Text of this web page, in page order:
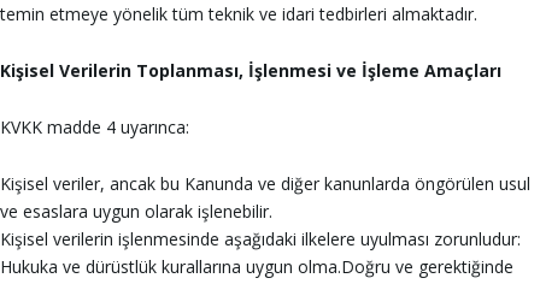
temin etmeye yönelik tüm teknik ve idari tedbirleri almaktadır.
Kişisel Verilerin Toplanması, İşlenmesi ve İşleme Amaçları
KVKK madde 4 uyarınca:
Kişisel veriler, ancak bu Kanunda ve diğer kanunlarda öngörülen usul
ve esaslara uygun olarak işlenebilir.
Kişisel verilerin işlenmesinde aşağıdaki ilkelere uyulması zorunludur:
Hukuka ve dürüstlük kurallarına uygun olma.Doğru ve gerektiğinde